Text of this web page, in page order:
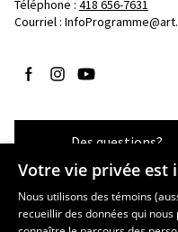
Téléphone : 418 656-7631
Courriel :
Suivez-nous sur Facebook
Suivez-nous sur
Suivez-nous sur
Des questions?
Les écoles et la recherche
Votre vie privée est
Nous utilisons des témoins
recueillir des données qui